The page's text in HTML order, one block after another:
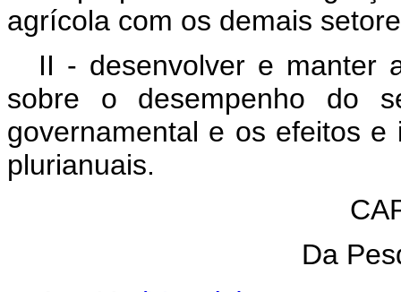
agrícola com os demais
II - desenvolver e manter
sobre o desempenho do
governamental e os efeitos
plurianuais.
Da